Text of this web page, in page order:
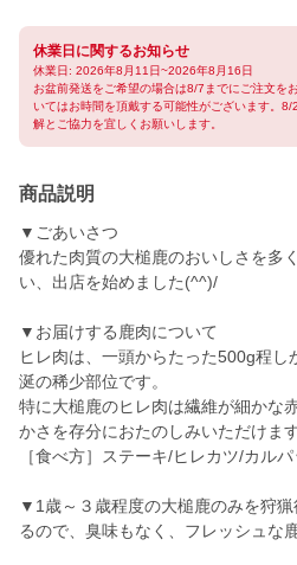
休業日に関するお知らせ
休業日: 2026年8月11日~2026年8月16日
お盆前発送をご希望の場合は8/7までにご注文を
いてはお時間を頂戴する可能性がございます。
解とご協力を宜しくお願いします。
商品説明
▼ごあいさつ
優れた肉質の大槌鹿のおいしさを多
い、出店を始めました(^^)/
▼お届けする鹿肉について
ヒレ肉は、一頭からたった500g程
涎の稀少部位です。
特に大槌鹿のヒレ肉は繊維が細かな
かさを存分におたのしみいただけます
［食べ方］ステーキ/ヒレカツ/カル
▼1歳～３歳程度の大槌鹿のみを狩
るので、臭味もなく、フレッシュな